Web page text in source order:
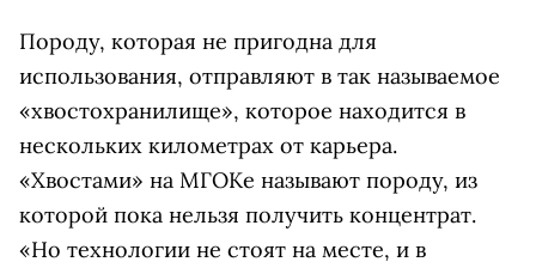
Породу, которая не пригодна для
использования, отправляют в так называемое
«хвостохранилище», которое находится в
нескольких километрах от карьера.
«Хвостами» на МГОКе называют породу, из
которой пока нельзя получить концентрат.
«Но технологии не стоят на месте, и в